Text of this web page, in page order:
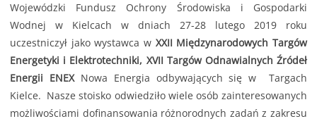
Wojewódzki Fundusz Ochrony Środowiska i Gospodarki
Wodnej w Kielcach w dniach 27-28 lutego 2019 roku
uczestniczył jako wystawca w XXII Międzynarodowych Targów
Energetyki i Elektrotechniki, XVII Targów Odnawialnych Źródeł
Energii ENEX Nowa Energia odbywających się w Targach
Kielce. Nasze stoisko odwiedziło wiele osób zainteresowanych
możliwościami dofinansowania różnorodnych zadań z zakresu